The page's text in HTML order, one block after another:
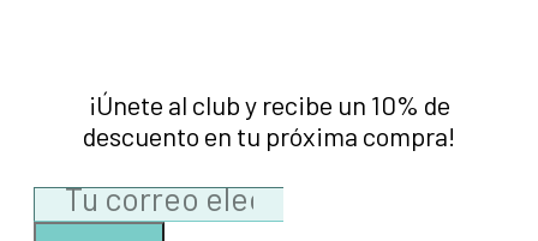
¡Únete al club y recibe un 10% de
descuento en tu próxima compra!